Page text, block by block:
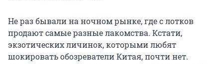
Не раз бывали на ночном рынке, где с лотков
продают самые разные лакомства. Кстати,
экзотических личинок, которыми любят
шокировать обозреватели Китая, почти нет.